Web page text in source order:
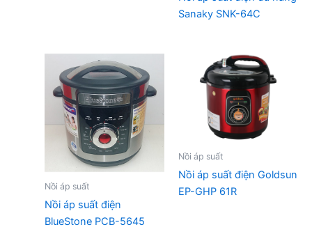
Sanaky SNK-64C
Nồi áp suất
Nồi áp suất điện
BlueStone PCB-5645
Nồi áp suất
Nồi áp suất điện Goldsun
EP-GHP 61R